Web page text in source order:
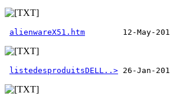
alienwareX51.htm
listedesproduitsDELL..>